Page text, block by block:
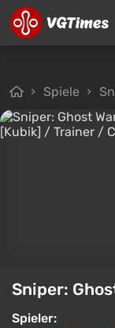
Spiele
Sniper:
Spieler: